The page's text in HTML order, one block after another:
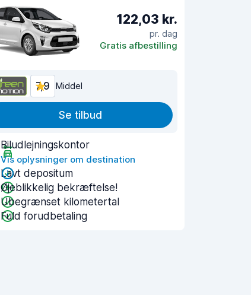
122,03 kr.
pr. dag
Gratis afbestilling
7,9 Middel
Se tilbud
Biludlejningskontor
Vis oplysninger om destination
Lavt depositum
Øjeblikkelig bekræftelse!
Ubegrænset kilometertal
Fuld forudbetaling